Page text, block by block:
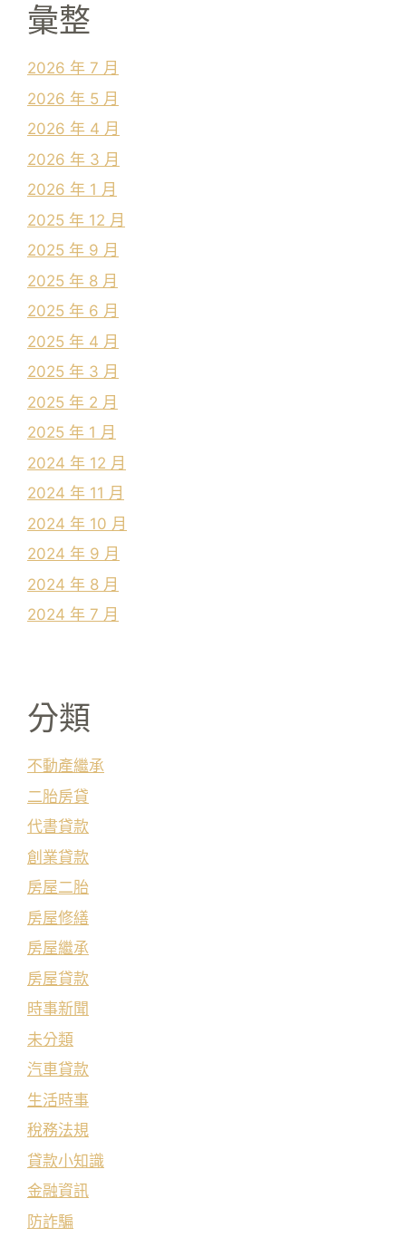
彙整
2026 年 7 月
2026 年 5 月
2026 年 4 月
2026 年 3 月
2026 年 1 月
2025 年 12 月
2025 年 9 月
2025 年 8 月
2025 年 6 月
2025 年 4 月
2025 年 3 月
2025 年 2 月
2025 年 1 月
2024 年 12 月
2024 年 11 月
2024 年 10 月
2024 年 9 月
2024 年 8 月
2024 年 7 月
分類
不動產繼承
二胎房貸
代書貸款
創業貸款
房屋二胎
房屋修繕
房屋繼承
房屋貸款
時事新聞
未分類
汽車貸款
生活時事
稅務法規
貸款小知識
金融資訊
防詐騙